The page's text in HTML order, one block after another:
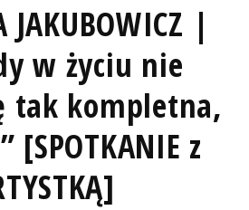
JAKUBOWICZ |
w życiu nie
tak kompletna,
[SPOTKANIE z